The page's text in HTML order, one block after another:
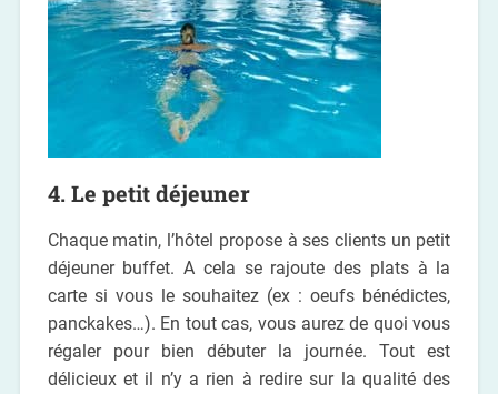
4. Le petit déjeuner
Chaque matin, l’hôtel propose à ses clients un petit
déjeuner buffet. A cela se rajoute des plats à la
carte si vous le souhaitez (ex : oeufs bénédictes,
panckakes…). En tout cas, vous aurez de quoi vous
régaler pour bien débuter la journée. Tout est
délicieux et il n’y a rien à redire sur la qualité des